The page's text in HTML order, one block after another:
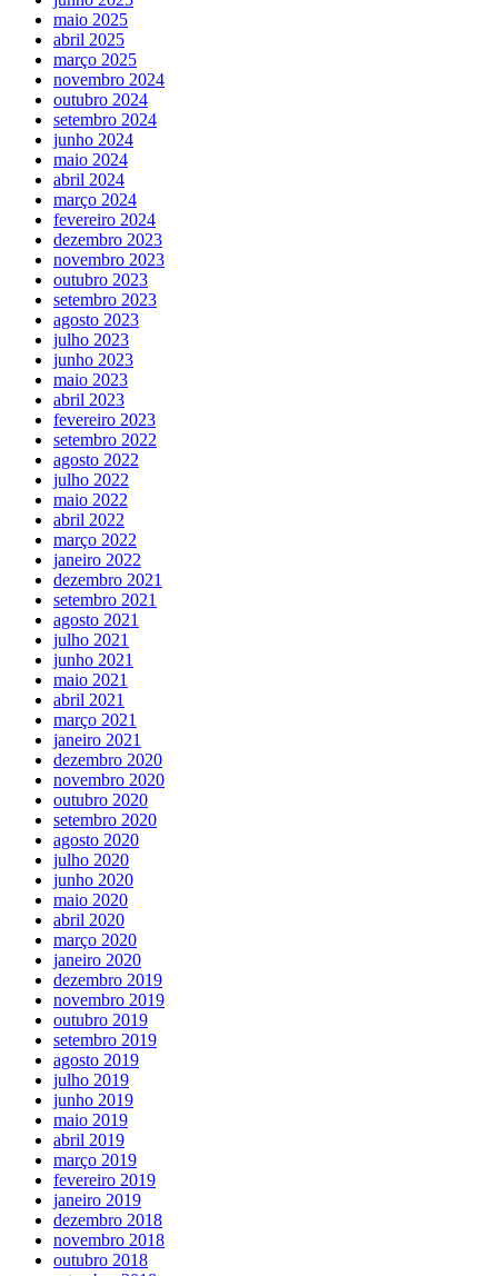
maio 2025
abril 2025
março 2025
novembro 2024
outubro 2024
setembro 2024
junho 2024
maio 2024
abril 2024
março 2024
fevereiro 2024
dezembro 2023
novembro 2023
outubro 2023
setembro 2023
agosto 2023
julho 2023
junho 2023
maio 2023
abril 2023
fevereiro 2023
setembro 2022
agosto 2022
julho 2022
maio 2022
abril 2022
março 2022
janeiro 2022
dezembro 2021
setembro 2021
agosto 2021
julho 2021
junho 2021
maio 2021
abril 2021
março 2021
janeiro 2021
dezembro 2020
novembro 2020
outubro 2020
setembro 2020
agosto 2020
julho 2020
junho 2020
maio 2020
abril 2020
março 2020
janeiro 2020
dezembro 2019
novembro 2019
outubro 2019
setembro 2019
agosto 2019
julho 2019
junho 2019
maio 2019
abril 2019
março 2019
fevereiro 2019
janeiro 2019
dezembro 2018
novembro 2018
outubro 2018